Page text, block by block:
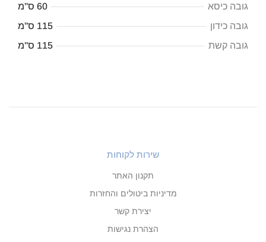
גובה כיסא
60 ס"מ
גובה כידון
115 ס"מ
גובה קשת
115 ס"מ
שירות לקוחות
תקנון האתר
מדיניות ביטולים והחזרות
יצירת קשר
הצהרת נגישות